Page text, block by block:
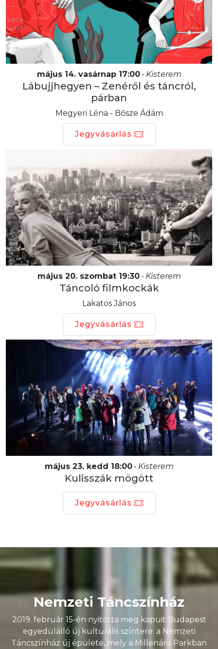
május 14. vasárnap 17:00• Kisterem
Lábujjhegyen – Zenéről és táncról,
párban
Megyeri Léna - Bősze Ádám
Jegyvásárlás
május 20. szombat 19:30• Kisterem
Táncoló filmkockák
Lakatos János
Jegyvásárlás
május 23. kedd 18:00• Kisterem
Kulisszák mögött
Jegyvásárlás
Nemzeti Táncszínház
2019. február 15-én nyitotta meg kapuit Budapest
egyedülálló új kulturális színtere: a Nemzeti
Táncszínház új épülete, mely a Millenáris Parkban